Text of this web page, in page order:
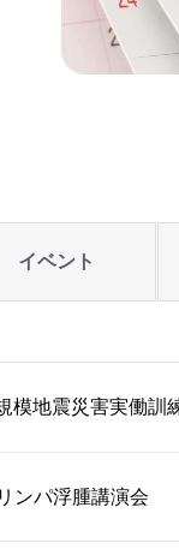
イベント
模地震災害実働訓
ンパ浮腫講演会